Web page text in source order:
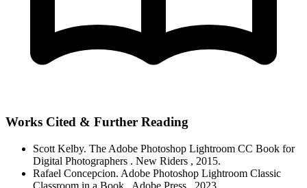
Works Cited & Further Reading
Scott Kelby. The Adobe Photoshop Lightroom CC Book for
Digital Photographers . New Riders , 2015.
Rafael Concepcion. Adobe Photoshop Lightroom Classic
Classroom in a Book
. Adobe Press , 2023.